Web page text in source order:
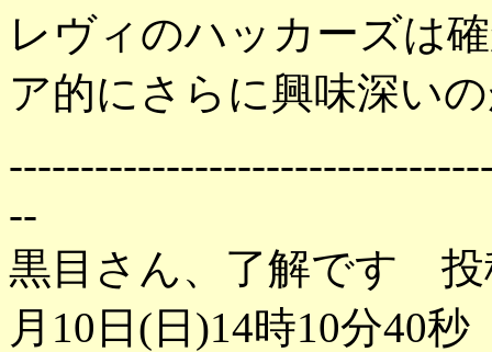
レヴィのハッカーズは
ア的にさらに興味深い
--
黒目さん、了解です
月10日(日)14時10分40秒